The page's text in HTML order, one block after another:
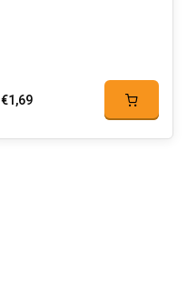
€1,69